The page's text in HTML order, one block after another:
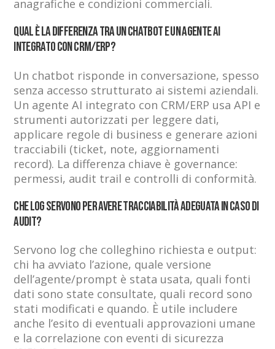
anagrafiche e condizioni commerciali.
Qual è la differenza tra un chatbot e un agente AI
integrato con CRM/ERP?
Un chatbot risponde in conversazione, spesso
senza accesso strutturato ai sistemi aziendali.
Un agente AI integrato con CRM/ERP usa API e
strumenti autorizzati per leggere dati,
applicare regole di business e generare azioni
tracciabili (ticket, note, aggiornamenti
record). La differenza chiave è governance:
permessi, audit trail e controlli di conformità.
Che log servono per avere tracciabilità adeguata in caso di
audit?
Servono log che colleghino richiesta e output:
chi ha avviato l’azione, quale versione
dell’agente/prompt è stata usata, quali fonti
dati sono state consultate, quali record sono
stati modificati e quando. È utile includere
anche l’esito di eventuali approvazioni umane
e la correlazione con eventi di sicurezza